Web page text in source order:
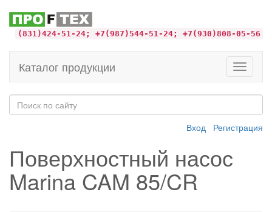
(831)424-51-24; +7(987)544-51-24; +7(930)808-05-56
Toggle
Каталог продукции
Вход Регистрация
Поверхностный насос
Marina CAM 85/CR